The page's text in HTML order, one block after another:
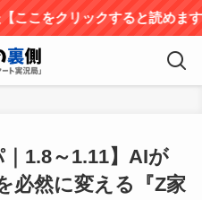
クすると読めます】
｜1.8～1.11】AIが
必然に変える『Z家